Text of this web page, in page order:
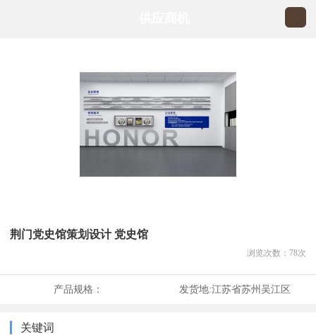
荆门党史馆策划设计 党史馆
浏览次数： 78次
产品规格： 发货地:江苏省苏州吴江区
关键词